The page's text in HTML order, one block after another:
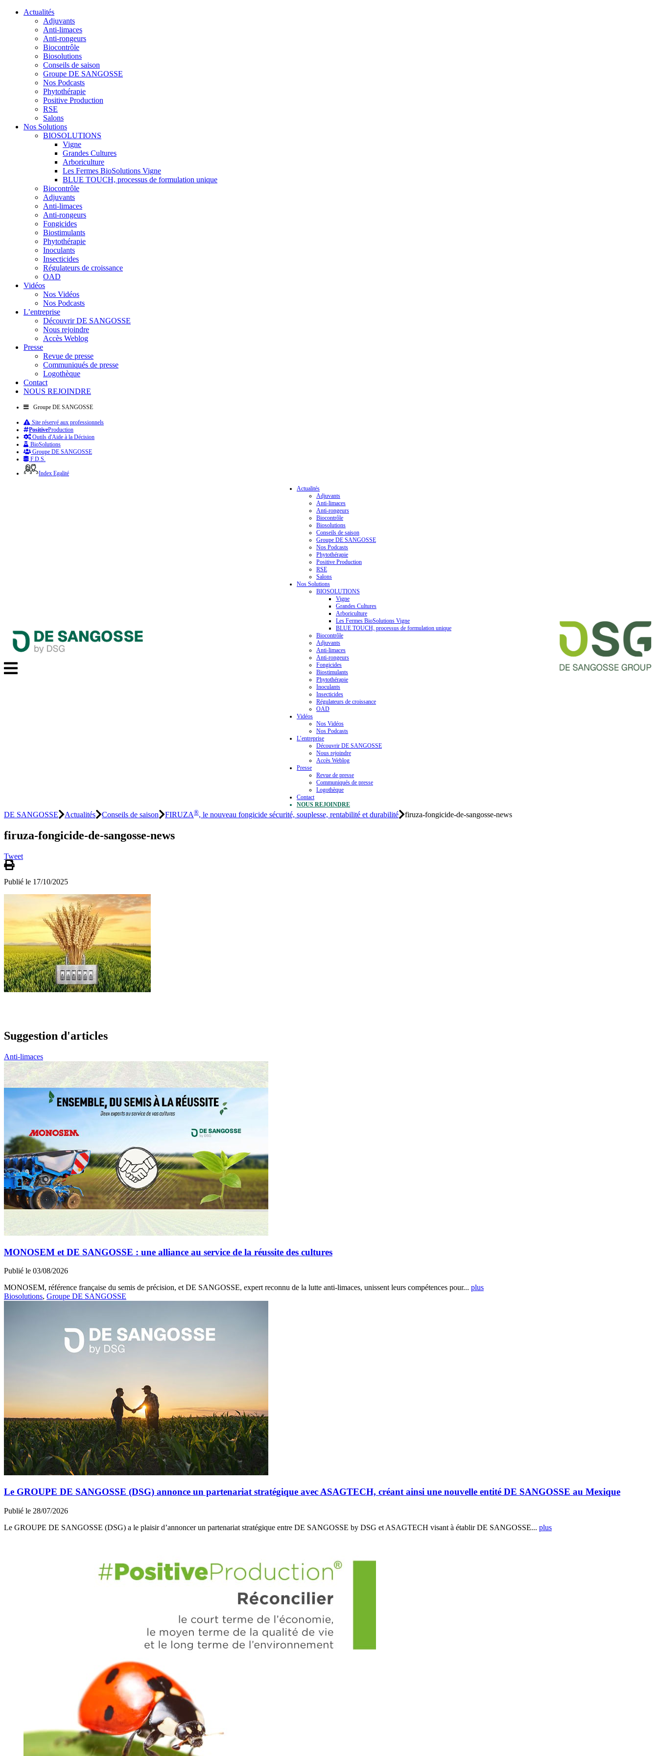
Actualités
Adjuvants
Anti-limaces
Anti-rongeurs
Biocontrôle
Biosolutions
Conseils de saison
Groupe DE SANGOSSE
Nos Podcasts
Phytothérapie
Positive Production
RSE
Salons
Nos Solutions
BIOSOLUTIONS
Vigne
Grandes Cultures
Arboriculture
Les Fermes BioSolutions Vigne
BLUE TOUCH, processus de formulation unique
Biocontrôle
Adjuvants
Anti-limaces
Anti-rongeurs
Fongicides
Biostimulants
Phytothérapie
Inoculants
Insecticides
Régulateurs de croissance
OAD
Vidéos
Nos Vidéos
Nos Podcasts
L’entreprise
Découvrir DE SANGOSSE
Nous rejoindre
Accès Weblog
Presse
Revue de presse
Communiqués de presse
Logothèque
Contact
NOUS REJOINDRE
Groupe DE SANGOSSE
Site réservé aux professionnels
PositiveProduction
Outils d'Aide à la Décision
BioSolutions
Groupe DE SANGOSSE
F.D.S.
Index Egalité
Actualités
Adjuvants
Anti-limaces
Anti-rongeurs
Biocontrôle
Biosolutions
Conseils de saison
Groupe DE SANGOSSE
Nos Podcasts
Phytothérapie
Positive Production
RSE
Salons
Nos Solutions
BIOSOLUTIONS
Vigne
Grandes Cultures
Arboriculture
Les Fermes BioSolutions Vigne
BLUE TOUCH, processus de formulation unique
Biocontrôle
Adjuvants
Anti-limaces
Anti-rongeurs
Fongicides
Biostimulants
Phytothérapie
Inoculants
Insecticides
Régulateurs de croissance
OAD
Vidéos
Nos Vidéos
Nos Podcasts
L’entreprise
Découvrir DE SANGOSSE
Nous rejoindre
Accès Weblog
Presse
Revue de presse
Communiqués de presse
Logothèque
Contact
NOUS REJOINDRE
DE SANGOSSE Actualités Conseils de saison FIRUZA®, le nouveau fongicide sécurité, souplesse, rentabilité et durabilité firuza-fongicide-de-sangosse-news
firuza-fongicide-de-sangosse-news
Tweet
Publié le 17/10/2025
Suggestion d'articles
Anti-limaces
MONOSEM et DE SANGOSSE : une alliance au service de la réussite des cultures
Publié le 03/08/2026
MONOSEM, référence française du semis de précision, et DE SANGOSSE, expert reconnu de la lutte anti-limaces, unissent leurs compétences pour... plus
Biosolutions, Groupe DE SANGOSSE
Le GROUPE DE SANGOSSE (DSG) annonce un partenariat stratégique avec ASAGTECH, créant ainsi une nouvelle entité DE SANGOSSE au Mexique
Publié le 28/07/2026
Le GROUPE DE SANGOSSE (DSG) a le plaisir d’annoncer un partenariat stratégique entre DE SANGOSSE by DSG et ASAGTECH visant à établir DE SANGOSSE... plus